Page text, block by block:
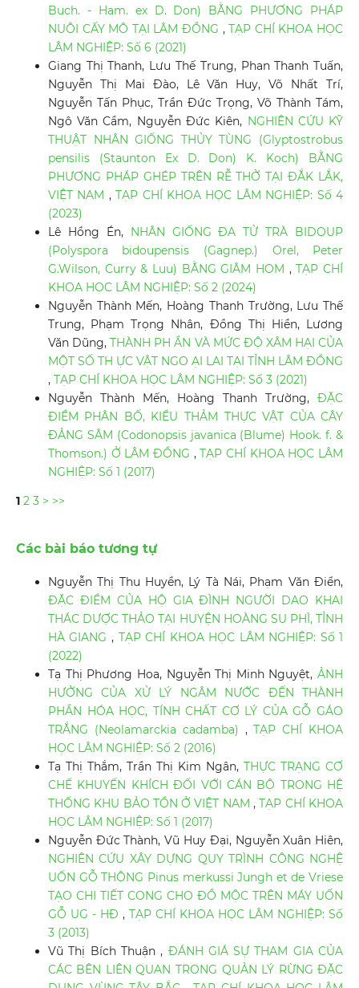
Buch. - Ham. ex D. Don) BẰNG PHƯƠNG PHÁP
NUÔI CẤY MÔ TẠI LÂM ĐỒNG ,TẠP CHÍ KHOA HỌC
LÂM NGHIỆP: Số 6 (2021)
Giang Thị Thanh, Lưu Thế Trung, Phan Thanh Tuấn,
Nguyễn Thị Mai Đào, Lê Văn Huy, Võ Nhất Trí,
Nguyễn Tấn Phục, Trần Đức Trọng, Võ Thành Tám,
Ngô Văn Cầm, Nguyễn Đức Kiên, NGHIÊN CỨU KỸ
THUẬT NHÂN GIỐNG THỦY TÙNG (Glyptostrobus
pensilis (Staunton Ex D. Don) K. Koch) BẰNG
PHƯƠNG PHÁP GHÉP TRÊN RỄ THỞ TẠI ĐẮK LẮK,
VIỆT NAM ,TẠP CHÍ KHOA HỌC LÂM NGHIỆP: Số 4
(2023)
Lê Hồng Én, NHÂN GIỐNG ĐA TỬ TRÀ BIDOUP
(Polyspora bidoupensis (Gagnep.) Orel, Peter
G.Wilson, Curry & Luu) BẰNG GIÂM HOM ,TẠP CHÍ
KHOA HỌC LÂM NGHIỆP: Số 2 (2024)
Nguyễn Thành Mến, Hoàng Thanh Trường, Lưu Thế
Trung, Phạm Trọng Nhân, Đồng Thị Hiền, Lương
Văn Dũng,THÀNH PH ẦN VÀ MỨC ĐỘ XÂM HẠI CỦA
MỘT SỐ TH ỰC VẬT NGO ẠI LAI TẠI TỈNH LÂM ĐỒNG
, TẠP CHÍ KHOA HỌC LÂM NGHIỆP: Số 3 (2021)
Nguyễn Thành Mến, Hoàng Thanh Trường,ĐẶC
ĐIỂM PHÂN BỐ, KIỂU THẢM THỰC VẬT CỦA CÂY
ĐẢNG SÂM (Codonopsis javanica (Blume) Hook. f. &
Thomson.) Ở LÂM ĐỒNG ,TẠP CHÍ KHOA HỌC LÂM
NGHIỆP: Số 1 (2017)
1 2 3 > >>
Các bài báo tương tự
Nguyễn Thị Thu Huyền, Lý Tà Nái, Phạm Văn Điển,
ĐẶC ĐIỂM CỦA HỘ GIA ĐÌNH NGƯỜI DAO KHAI
THÁC DƯỢC THẢO TẠI HUYỆN HOÀNG SU PHÌ, TỈNH
HÀ GIANG , TẠP CHÍ KHOA HỌC LÂM NGHIỆP: Số 1
(2022)
Tạ Thị Phương Hoa, Nguyễn Thị Minh Nguyệt,ẢNH
HƯỞNG CỦA XỬ LÝ NGÂM NƯỚC ĐẾN THÀNH
PHẦN HÓA HỌC, TÍNH CHẤT CƠ LÝ CỦA GỖ GÁO
TRẮNG (Neolamarckia cadamba) ,TẠP CHÍ KHOA
HỌC LÂM NGHIỆP: Số 2 (2016)
Tạ Thị Thắm, Trần Thị Kim Ngân,THỰC TRẠNG CƠ
CHẾ KHUYẾN KHÍCH ĐỐI VỚI CÁN BỘ TRONG HỆ
THỐNG KHU BẢO TỒN Ở VIỆT NAM,TẠP CHÍ KHOA
HỌC LÂM NGHIỆP: Số 1 (2017)
Nguyễn Đức Thành, Vũ Huy Đại, Nguyễn Xuân Hiên,
NGHIÊN CỨU XÂY DỰNG QUY TRÌNH CÔNG NGHỆ
UỐN GỖ THÔNG Pinus merkussi Jungh et de Vriese
TẠO CHI TIẾT CONG CHO ĐỒ MỘC TRÊN MÁY UỐN
GỖ UG - HĐ ,TẠP CHÍ KHOA HỌC LÂM NGHIỆP: Số
3 (2013)
Vũ Thị Bích Thuận , ĐÁNH GIÁ SỰ THAM GIA CỦA
CÁC BÊN LIÊN QUAN TRONG QUẢN LÝ RỪNG ĐẶC